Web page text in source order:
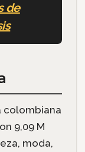
de
colombiana
9,09 M
moda,